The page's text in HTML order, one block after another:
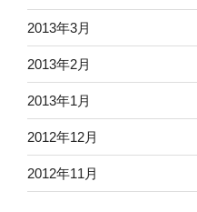
2013年3月
2013年2月
2013年1月
2012年12月
2012年11月